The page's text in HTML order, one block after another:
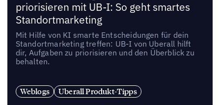
priorisieren mit UB-I: So geht smartes
Standortmarketing
Mit Hilfe von KI smarte Entscheidungen für dein
Standortmarketing treffen: UB-I von Uberall hilft
dir, Aufgaben zu priorisieren und den Überblick zu
behalten.
Weblogs Uberall Produkt-Tipps